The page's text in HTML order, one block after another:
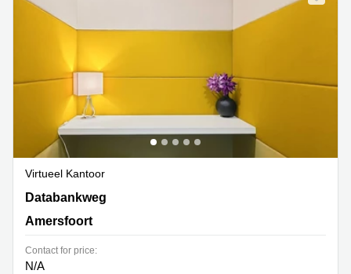
Virtueel Kantoor
Databankweg 26, Amersfoort
Databankweg
Amersfoort
Contact for price:
N/A